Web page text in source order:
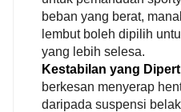
beban yang berat,
lembut boleh dipilih
yang lebih selesa.
Kestabilan yang
berkesan menyerap
daripada suspensi